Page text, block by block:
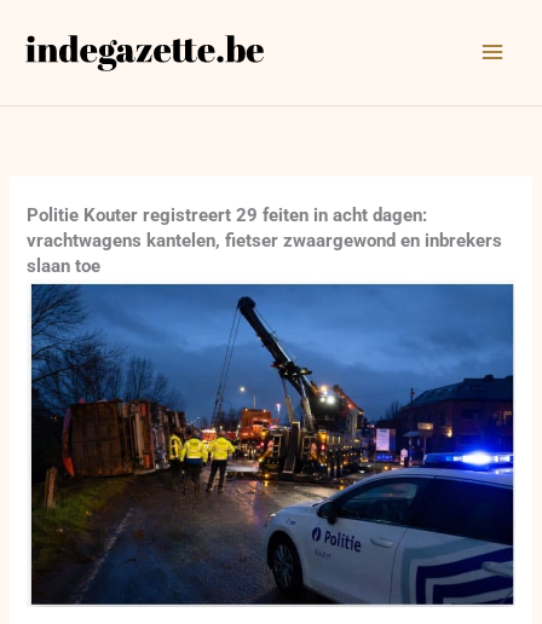
naar
Politie Kouter registreert 29 feiten in acht dagen:
vrachtwagens kantelen, fietser zwaargewond en inbrekers
slaan toe